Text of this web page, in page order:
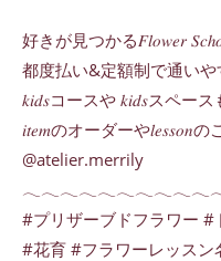
好きが見つかる𝐹𝑙𝑜𝑤𝑒𝑟
都度払い&定額制で通いや
𝑘𝑖𝑑𝑠コースや 𝑘𝑖𝑑𝑠スペー
𝑖𝑡𝑒𝑚のオーダーや𝑙𝑒𝑠𝑠𝑜𝑛
@atelier.merrily
#プリザーブドフラワー #
#花育 #フラワーレッスン